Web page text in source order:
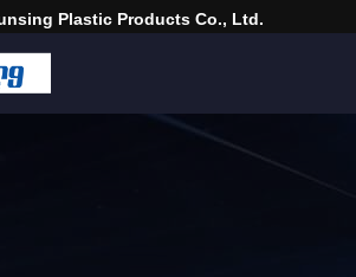
Plastic Products Co., Ltd.